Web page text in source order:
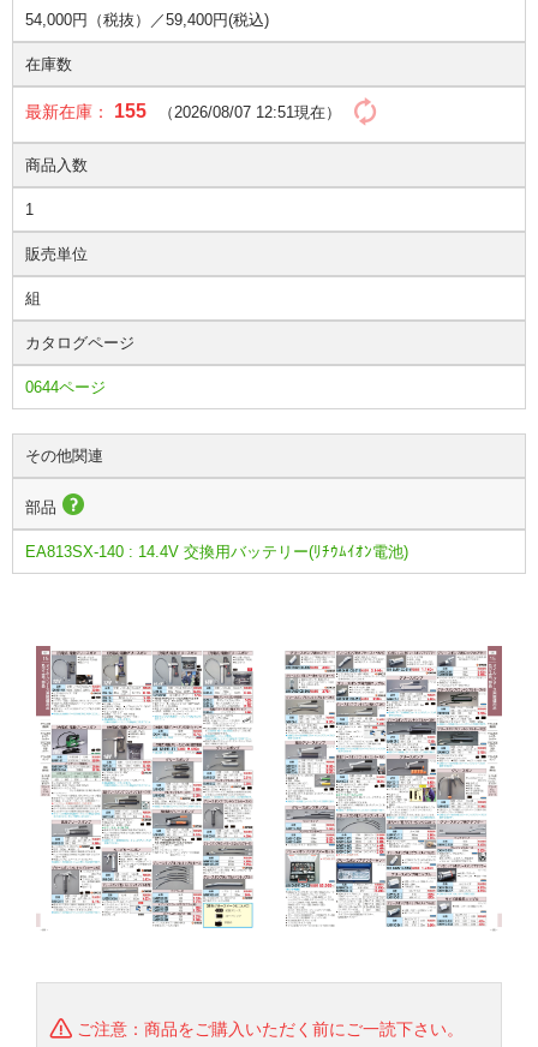
54,000円（税抜）／59,400円(税込)
在庫数
最新在庫： 155 （2026/08/07 12:51現在）
商品入数
1
販売単位
組
カタログページ
0644ページ
その他関連
部品
EA813SX-140 : 14.4V 交換用バッテリー(ﾘﾁｳﾑｲｵﾝ電池)
ご注意：商品をご購入いただく前にご一読下さい。